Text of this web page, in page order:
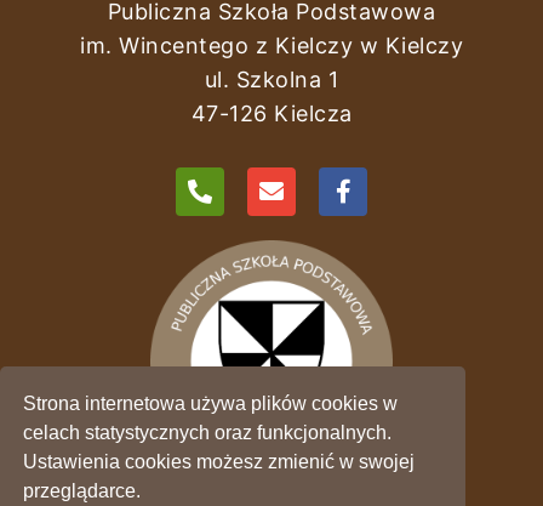
Publiczna Szkoła Podstawowa
im. Wincentego z Kielczy w Kielczy
ul. Szkolna 1
47-126 Kielcza
Strona internetowa używa plików cookies w
celach statystycznych oraz funkcjonalnych.
Ustawienia cookies możesz zmienić w swojej
przeglądarce.